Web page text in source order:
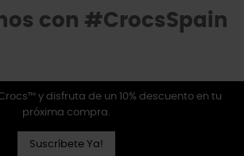
con #CrocsSpain
y disfruta de un 10% descuento en tu
próxima compra.
Suscríbete Ya!